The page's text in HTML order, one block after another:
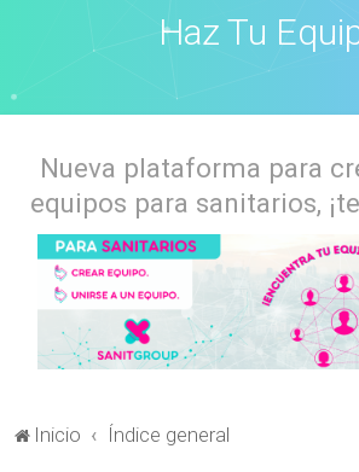
Haz Tu
Nueva plataforma para
equipos para sanitarios,
Inicio Índice general